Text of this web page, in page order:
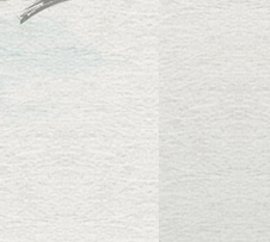
日替りランチ 1,650円
かがやき７(セブン)
ほたるいか沖漬け
440円
旬鮮かがやき盛り
1,760円